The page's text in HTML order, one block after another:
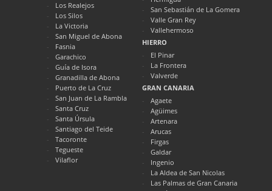
Los Realejos
Los Silos
La Victoria
San Miguel de Abona
Fasnia
Garachico
Guía de Isora
Granadilla de Abona
Puerto de La Cruz
San Juan de La Rambla
Santa Cruz
Santa Úrsula
Santiago del Teide
Tacoronte
Tegueste
Vilaflor
San Sebastián de La Gomera
Valle Gran Rey
Vallehermoso
HIERRO
El Pinar
La Frontera
Valverde
GRAN CANARIA
Agaete
Agüimes
Artenara
Arucas
Firgas
Galdar
Ingenio
La Aldea de San Nicolas
Las Palmas de Gran Canaria